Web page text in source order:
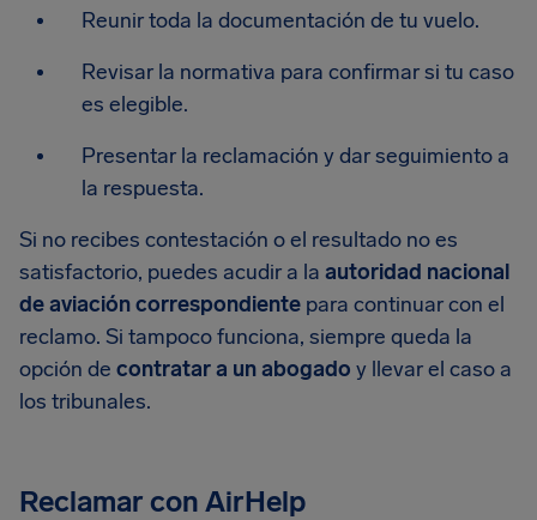
Reunir toda la documentación de tu vuelo.
Revisar la normativa para confirmar si tu caso
es elegible.
Presentar la reclamación y dar seguimiento a
la respuesta.
Si no recibes contestación o el resultado no es
satisfactorio, puedes acudir a la autoridad nacional
de aviación correspondiente para continuar con el
reclamo. Si tampoco funciona, siempre queda la
opción de contratar a un abogado y llevar el caso a
los tribunales.
Reclamar con AirHelp